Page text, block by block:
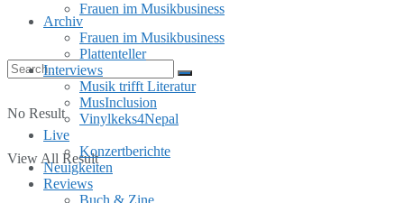
Frauen im Musikbusiness
No Result
View All Result
Archiv
Frauen im Musikbusiness
Plattenteller
Interviews
Musik trifft Literatur
MusInclusion
Vinylkeks4Nepal
Live
Konzertberichte
Neuigkeiten
Reviews
Buch & Zine